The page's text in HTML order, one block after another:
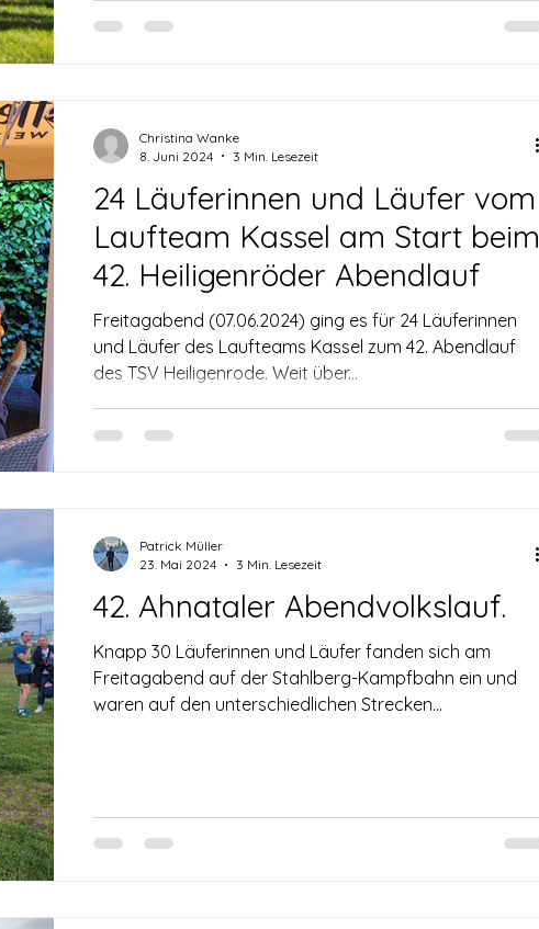
24 Läuferinnen und Läufer vom
Laufteam Kassel am Start beim
42. Heiligenröder Abendlauf
Freitagabend (07.06.2024) ging es für 24 Läuferinnen
und Läufer des Laufteams Kassel zum 42. Abendlauf
des TSV Heiligenrode. Weit über...
Christina Wanke
8. Juni 2024
3 Min. Lesezeit
42. Ahnataler Abendvolkslauf.
Knapp 30 Läuferinnen und Läufer fanden sich am
Freitagabend auf der Stahlberg-Kampfbahn ein und
waren auf den unterschiedlichen Strecken...
Patrick Müller
23. Mai 2024
3 Min. Lesezeit